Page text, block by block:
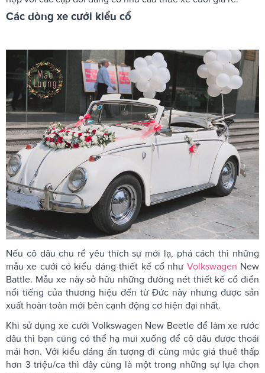
Các dòng xe cưới kiểu cổ
Nếu cô dâu chu rể yêu thích sự mới lạ, phá cách thì những
mẫu xe cưới có kiểu dáng thiết kế cổ như Volkswagen New
Battle. Mẫu xe này sở hữu những đường nét thiết kế cổ điển
nổi tiếng của thương hiệu đến từ Đức này nhưng được sản
xuất hoàn toàn mới bên cạnh động cơ hiện đại nhất.
Khi sử dụng xe cưới Volkswagen New Beetle để làm xe rước
dâu thì bạn cũng có thể hạ mui xuống để cô dâu được thoái
mái hơn. Với kiểu dáng ấn tượng đi cùng mức giá thuê thấp
hơn 3 triệu/ca thì đây cũng là một trong những sự lựa chọn